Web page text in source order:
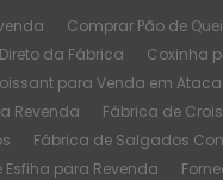
Comprar Pão de
da Fábrica
Coxinha
para Venda em
Revenda
Fábrica de
Fábrica de Salgados
Esfiha para Revenda